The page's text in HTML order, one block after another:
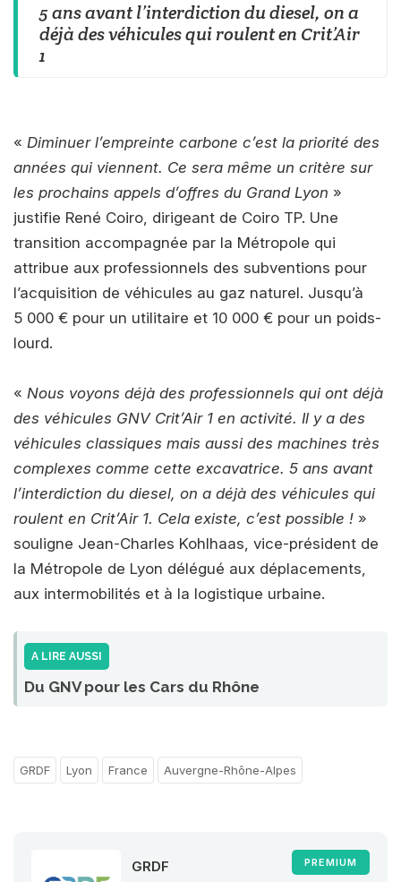
5 ans avant l’interdiction du diesel, on a
déjà des véhicules qui roulent en Crit’Air
1
« Diminuer l’empreinte carbone c’est la priorité des
années qui viennent. Ce sera même un critère sur
les prochains appels d’offres du Grand Lyon »
justifie René Coiro, dirigeant de Coiro TP. Une
transition accompagnée par la Métropole qui
attribue aux professionnels des subventions pour
l’acquisition de véhicules au gaz naturel. Jusqu’à
5 000 € pour un utilitaire et 10 000 € pour un poids-
lourd.
« Nous voyons déjà des professionnels qui ont déjà
des véhicules GNV Crit’Air 1 en activité. Il y a des
véhicules classiques mais aussi des machines très
complexes comme cette excavatrice. 5 ans avant
l’interdiction du diesel, on a déjà des véhicules qui
roulent en Crit’Air 1. Cela existe, c’est possible ! »
souligne Jean-Charles Kohlhaas, vice-président de
la Métropole de Lyon délégué aux déplacements,
aux intermobilités et à la logistique urbaine.
A LIRE AUSSI
Du GNV pour les Cars du Rhône
GRDF Lyon France Auvergne-Rhône-Alpes
PREMIUM
GRDF